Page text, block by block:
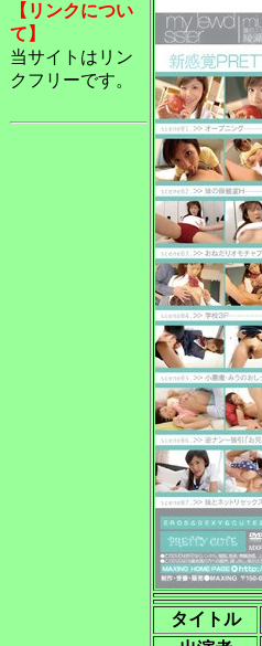
【リンクについ
て】
当サイトはリン
クフリーです。
タイトル